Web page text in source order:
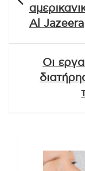
Al Jazeera
Οι